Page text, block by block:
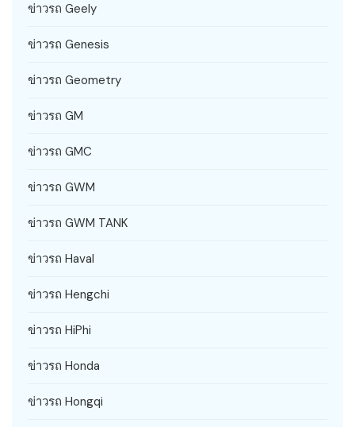
ข่าวรถ Geely
ข่าวรถ Genesis
ข่าวรถ Geometry
ข่าวรถ GM
ข่าวรถ GMC
ข่าวรถ GWM
ข่าวรถ GWM TANK
ข่าวรถ Haval
ข่าวรถ Hengchi
ข่าวรถ HiPhi
ข่าวรถ Honda
ข่าวรถ Hongqi